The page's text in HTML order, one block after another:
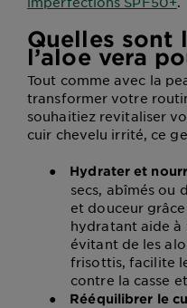
Quelles sont
l’aloe vera
Tout comme avec la
transformer votre
souhaitiez revitaliser
cuir chevelu irrité, ce
● Hydrater et
secs, abîmés ou
et douceur
hydratant aide à
évitant de les
frisottis, facilite
contre la casse
●
Rééquilibrer le